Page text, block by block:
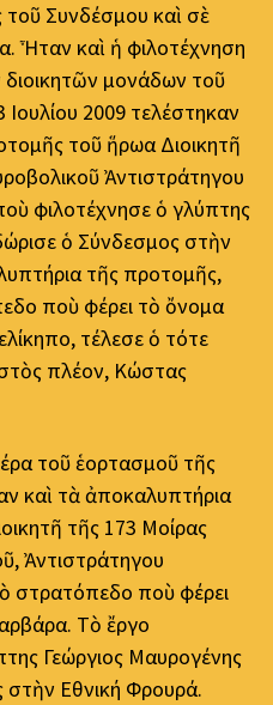
τοῦ Συνδέσμου καὶ σὲ
Ἦταν καὶ ἡ φιλοτέχνηση
μονάδων τοῦ
2009 τελέστηκαν
τοῦ ἥρωα Διοικητῆ
Ἀντιστράτηγου
φιλοτέχνησε ὁ γλύπτης
ὁ Σύνδεσμος στὴν
τῆς προτομῆς,
ποὺ φέρει τὸ ὄνομα
τέλεσε ὁ τότε
πλέον, Κώστας
τοῦ ἑορτασμοῦ τῆς
καὶ τὰ ἀποκαλυπτήρια
τῆς 173 Μοίρας
Ἀντιστράτηγου
στρατόπεδο ποὺ φέρει
Τὸ ἔργο
Γεώργιος Μαυρογένης
στὴν Εθνική Φρουρά.